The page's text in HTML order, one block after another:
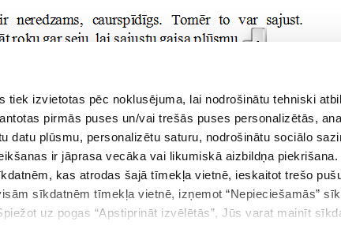
izvietotas pēc noklusējuma, lai nodrošinātu tehniski
pirmās puses un/vai trešās puses personalizētās,
datu plūsmu, personalizētu saturu, nodrošinātu sociālo
ir jāprasa vecāka vai likumiskā aizbildņa piekrišana.
kas atrodas šajā tīmekļa vietnē, ieskaitot trešo
sīkdatnēm tīmekļa vietnē, izņemot “Nepieciešamās”
uz pogas “Apstiprināt izvēlētās”, Jūs varat mainīt
tēma Atgriezties tēmā